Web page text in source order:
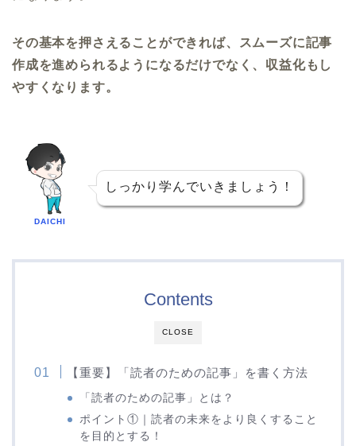
その基本を押さえることができれば、スムーズに記事
作成を進められるようになるだけでなく、収益化もし
やすくなります。
DAICHI
しっかり学んでいきましょう！
CLOSE
Contents
【重要】「読者のための記事」を書く方法
「読者のための記事」とは？
ポイント①｜読者の未来をより良くすること
を目的とする！